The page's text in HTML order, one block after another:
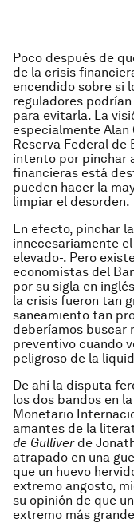
Poco después de
de la crisis
encendido sobre si
reguladores
para evitarla. La
especialmente Alan
Reserva Federal de
intento por pinchar
financieras está
pueden hacer la
limpiar el desorden.
En efecto, pinchar
innecesariamente
elevado-. Pero
economistas del
por su sigla en
la crisis fueron tan
saneamiento tan
deberíamos buscar
preventivo cuando
peligroso de la
De ahí la disputa
los dos bandos en
Monetario
amantes de la
de Gulliverde
atrapado en una
que un huevo
extremo angosto,
su opinión de que
extremo más